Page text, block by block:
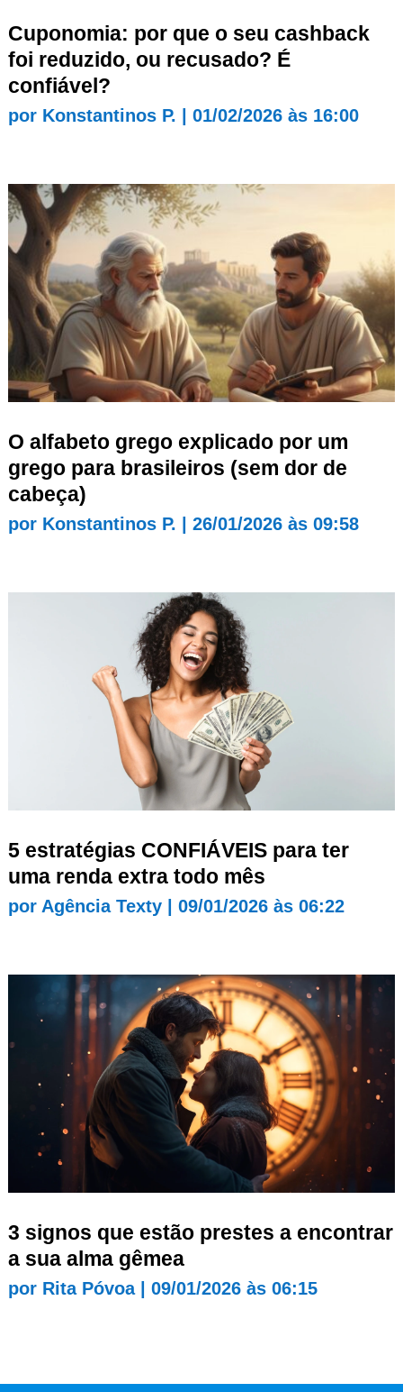
Cuponomia: por que o seu cashback
foi reduzido, ou recusado? É
confiável?
por Konstantinos P. 01/02/2026 às 16:00
O alfabeto grego explicado por um
grego para brasileiros (sem dor de
cabeça)
por Konstantinos P. 26/01/2026 às 09:58
5 estratégias CONFIÁVEIS para ter
uma renda extra todo mês
por Agência Texty| 09/01/2026 às 06:22
3 signos que estão prestes a encontrar
a sua alma gêmea
por Rita Póvoa| 09/01/2026 às 06:15